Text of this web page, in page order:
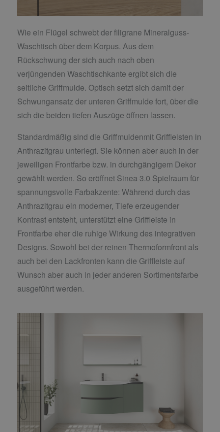
Wie ein Flügel schwebt der filigrane Mineralguss-
Waschtisch über dem Korpus. Aus dem
Rückschwung der sich auch nach oben
verjüngenden Waschtischkante ergibt sich die
seitliche Griffmulde. Optisch setzt sich damit der
Schwungansatz der unteren Griffmulde fort, über die
sich die beiden tiefen Auszüge öffnen lassen.
Standardmäßig sind die Griffmuldenmit Griffleisten in
Anthrazitgrau unterlegt. Sie können aber auch in der
jeweiligen Frontfarbe bzw. in durchgängigem Dekor
gewählt werden. So eröffnet Sinea 3.0 Spielraum für
spannungsvolle Farbakzente: Während durch das
Anthrazitgrau ein moderner, Tiefe erzeugender
Kontrast entsteht, unterstützt eine Griffleiste in
Frontfarbe eher die ruhige Wirkung des integrativen
Designs. Sowohl bei der reinen Thermoformfront als
auch bei den Lackfronten kann die Griffleiste auf
Wunsch aber auch in jeder anderen Sortimentsfarbe
ausgeführt werden.